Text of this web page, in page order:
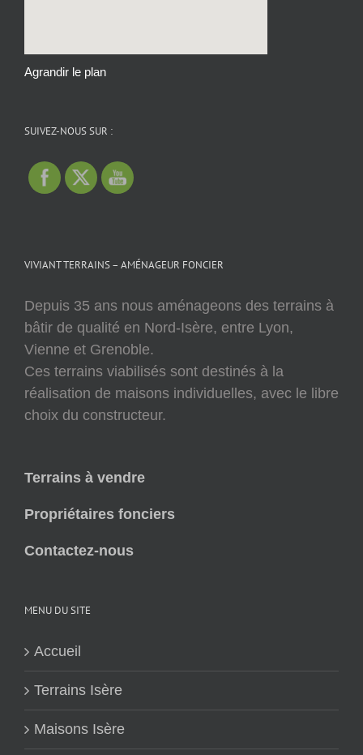
Agrandir le plan
SUIVEZ-NOUS SUR :
VIVIANT TERRAINS – AMÉNAGEUR FONCIER
Depuis 35 ans nous aménageons des terrains à
bâtir de qualité en Nord-Isère, entre Lyon,
Vienne et Grenoble.
Ces terrains viabilisés sont destinés à la
réalisation de maisons individuelles, avec le libre
choix du constructeur.
Terrains à vendre
Propriétaires fonciers
Contactez-nous
MENU DU SITE
Accueil
Terrains Isère
Maisons Isère